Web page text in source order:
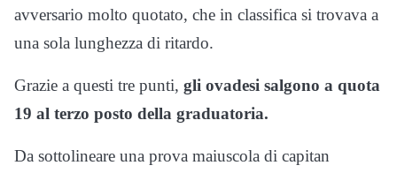
avversario molto quotato, che in classifica si trovava a
una sola lunghezza di ritardo.
Grazie a questi tre punti, gli ovadesi salgono a quota
19 al terzo posto della graduatoria.
Da sottolineare una prova maiuscola di capitan